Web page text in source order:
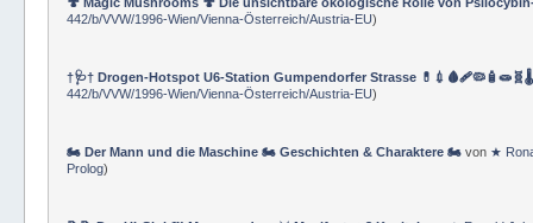
442/b/VVW/1996-Wien/Vienna-Österreich/Austria-EU)
†🩺† Drogen-Hotspot U6-Station Gumpendorfer Strasse
442/b/VVW/1996-Wien/Vienna-Österreich/Austria-EU)
🏍 Der Mann und die Maschine 🏍 Geschichten & Charaktere 🏍 von ★
Prolog)